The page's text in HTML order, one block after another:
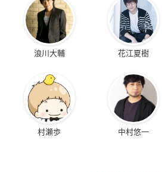
浪川大輔 花江夏樹
村瀬歩 中村悠一